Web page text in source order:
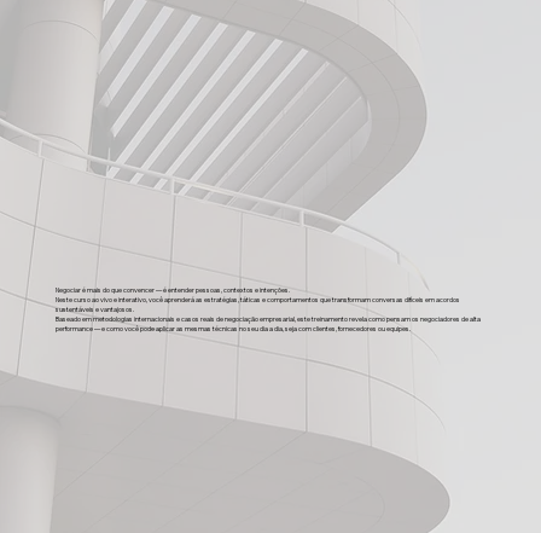
Negociar é mais do que convencer — é entender pessoas, contextos e intenções.
Neste curso ao vivo e interativo, você aprenderá as estratégias, táticas e comportamentos que transformam conversas difíceis em acordos
sustentáveis e vantajosos.
Baseado em metodologias internacionais e casos reais de negociação empresarial, este treinamento revela como pensam os negociadores de alta
performance — e como você pode aplicar as mesmas técnicas no seu dia a dia, seja com clientes, fornecedores ou equipes.